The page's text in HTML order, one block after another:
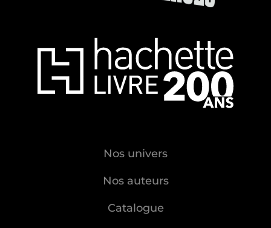
Nos univers
Nos auteurs
Catalogue